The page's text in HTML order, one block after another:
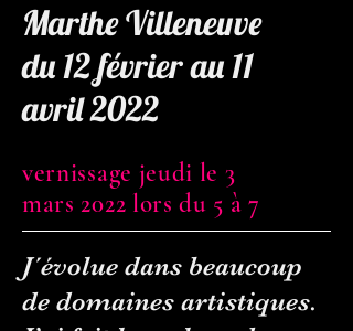
Marthe Villeneuve
du 12 février au 11
avril 2022
vernissage jeudi le 3
mars 2022 lors du 5 à 7
J´évolue dans beaucoup
de domaines artistiques.